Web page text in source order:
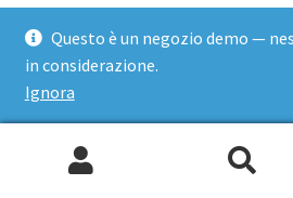
Questo è un negozio demo —
in considerazione.
Ignora
GSKILL
Guglielmo
HAIER
Hama
HAMLET
Hannspree
HASBRO